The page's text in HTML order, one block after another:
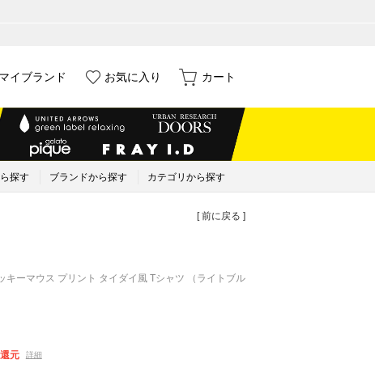
マイブランド お気に入り カート
探す ブランドから探す カテゴリから探す
[ 前に戻る ]
キーマウス プリント タイダイ風 Tシャツ （ライトブル
元 詳細